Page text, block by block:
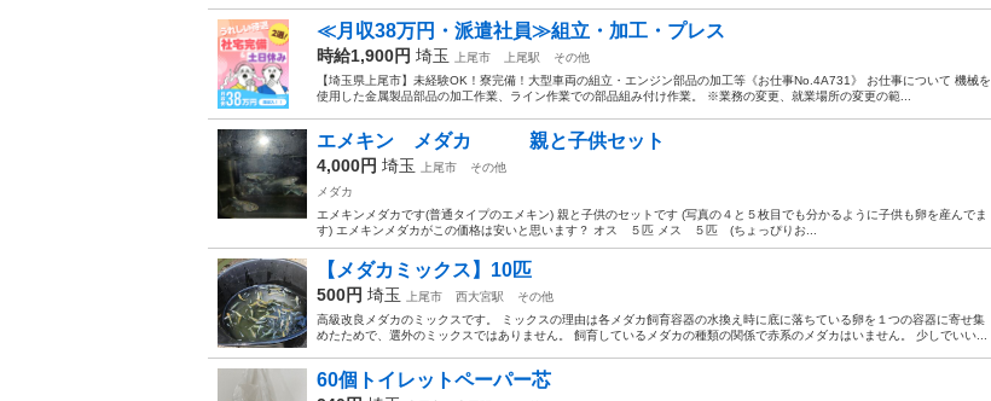
≪月収38万円・派遣社員≫組立・加工・プレス
時給1,900円 埼玉 上尾市 上尾駅
その他
【埼玉県上尾市】未経験OK！寮完備！大型車両の組立・エンジン部品の加工等《お仕事No.4A731》 お仕事について 機械を
使用した金属製品部品の加工作業、ライン作業での部品組み付け作業。 ※業務の変更、就業場所の変更の範...
エメキン メダカ 親と子供セット
4,000円 埼玉 上尾市
その他
メダカ
エメキンメダカです(普通タイプのエメキン) 親と子供のセットです (写真の４と５枚目でも分かるように子供も卵を産んでま
す) エメキンメダカがこの価格は安いと思います？ オス ５匹 メス ５匹 (ちょっぴりお...
【メダカミックス】10匹
500円 埼玉 上尾市 西大宮駅
その他
高級改良メダカのミックスです。 ミックスの理由は各メダカ飼育容器の水換え時に底に落ちている卵を１つの容器に寄せ集
めたためで、選外のミックスではありません。 飼育しているメダカの種類の関係で赤系のメダカはいません。 少しでいい...
60個トイレットペーパー芯